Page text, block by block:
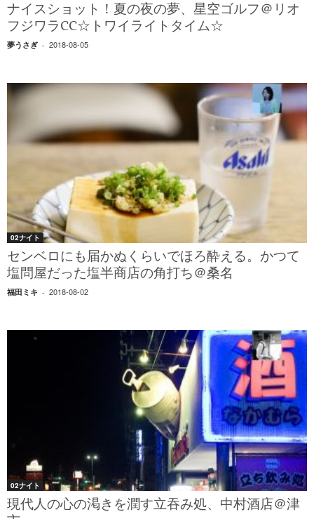
ナイスショット！夏の夜の夢、星空ゴルフ＠リオ
フジワラCC☆トワイライトタイム☆
夢うさぎ - 2018-08-05
02ナイト
センベロにも届かぬくらいでほろ酔える。かつて
塩問屋だった塩半商店の角打ち＠桑名
福田ミキ - 2018-08-02
02ナイト
現代人の心の渇きを潤す立吞み処、中村酒店＠津